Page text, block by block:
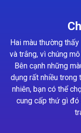
Hai màu thường
và trắng, vì chúng
Bên cạnh những
dụng rất nhiều trong
nhiên, bạn có thể
cung cấp thứ gì đó